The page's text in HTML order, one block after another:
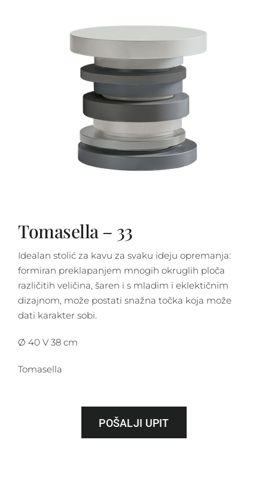
Tomasella – 33
Idealan stolić za kavu za svaku ideju opremanja:
formiran preklapanjem mnogih okruglih ploča
različitih veličina, šaren i s mladim i eklektičnim
dizajnom, može postati snažna točka koja može
dati karakter sobi.
Ø 40 V 38 cm
Tomasella
POŠALJI UPIT